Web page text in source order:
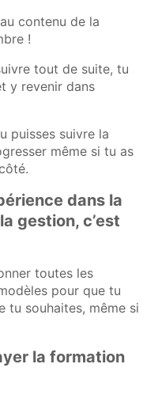
contenu de la
!
tout de suite, tu
y revenir dans
puisses suivre la
même si tu as
dans la
gestion, c’est
toutes les
pour que tu
tu souhaites, même si
la formation